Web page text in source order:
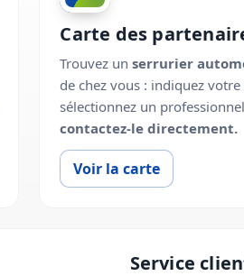
Carte des
Trouvez unserrurier
de chez vous : indiquez
sélectionnez un
contactez-le directement.
Voir la carte
Service